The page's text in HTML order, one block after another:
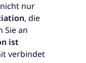
nur
, die
Sie an
ist
verbindet